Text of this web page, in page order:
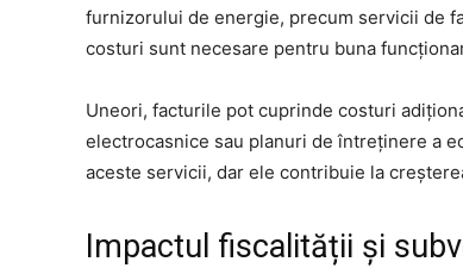
furnizorului de energie, precum servicii de
costuri sunt necesare pentru buna
Uneori, facturile pot cuprinde costuri
electrocasnice sau planuri de întreținere a
aceste servicii, dar ele contribuie la
Impactul fiscalității și